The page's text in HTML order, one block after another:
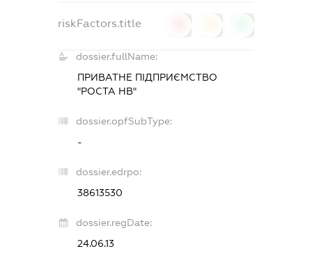
riskFactors.title
dossier.fullName:
ПРИВАТНЕ ПІДПРИЄМСТВО
"РОСТА НВ"
dossier.opfSubType:
-
dossier.edrpo:
38613530
dossier.regDate:
24.06.13